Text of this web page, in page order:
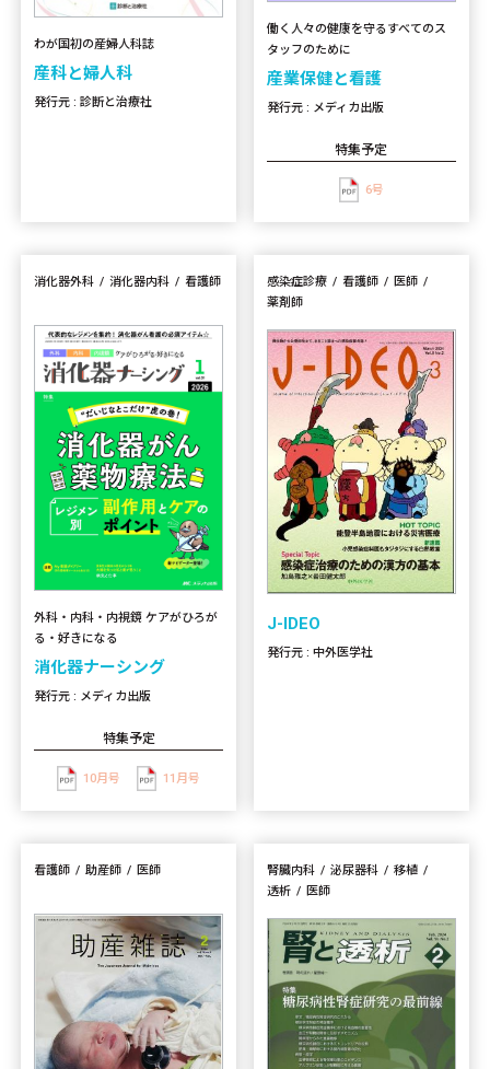
わが国初の産婦人科誌
産科と婦人科
発行元 : 診断と治療社
働く人々の健康を守るすべてのス
タッフのために
産業保健と看護
発行元 : メディカ出版
特集予定
6号
消化器外科 消化器内科 看護師
外科・内科・内視鏡 ケアがひろが
る・好きになる
消化器ナーシング
発行元 : メディカ出版
特集予定
10月号 11月号
感染症診療 看護師
医師
薬剤師
J-IDEO
発行元 : 中外医学社
看護師 助産師 医師 腎臓内科 泌尿器科
移植
透析
医師